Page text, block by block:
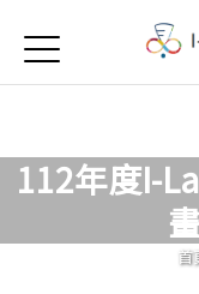
首頁
Open
關於我們
112年度I-
首